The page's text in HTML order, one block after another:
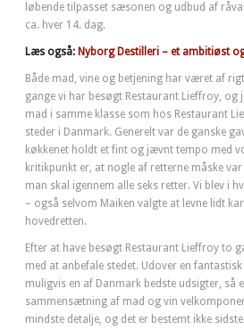
løbende tilpasset sæsonen og udbud af
ca. hver 14. dag.
Læs også: Nyborg Destilleri – et ambitiøst
Både mad, vine og betjening har været af
gange vi har besøgt Restaurant Lieffroy, og
mad i samme klasse som hos Restaurant
steder i Danmark. Generelt var de ganske
køkkenet holdt et fint og jævnt tempo med
kritikpunkt er, at nogle af retterne måske
man skal igennem alle seks retter. Vi blev i
– også selvom Maiken valgte at levne lidt
hovedretten.
Efter at have besøgt Restaurant Lieffroy to
med at anbefale stedet. Udover en
muligvis en af Danmark bedste udsigter, så
sammensætning af mad og vin
mindste detalje, og det er bestemt ikke